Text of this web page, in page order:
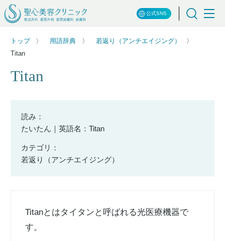
公式SNS
トップ 用語辞典
若返り（アンチエイジング）
Titan
Titan
読み：
たいたん｜英語名：Titan
カテゴリ：
若返り（アンチエイジング）
Titanとはタイタンと呼ばれる光医療機器で
す。